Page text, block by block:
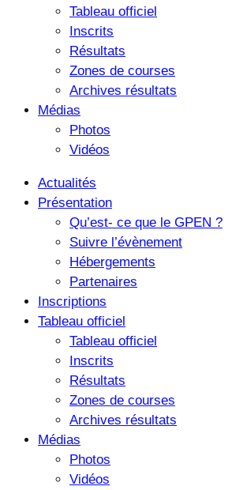
Tableau officiel
Inscrits
Résultats
Zones de courses
Archives résultats
Médias
Photos
Vidéos
Actualités
Présentation
Qu’est- ce que le GPEN ?
Suivre l’évènement
Hébergements
Partenaires
Inscriptions
Tableau officiel
Tableau officiel
Inscrits
Résultats
Zones de courses
Archives résultats
Médias
Photos
Vidéos